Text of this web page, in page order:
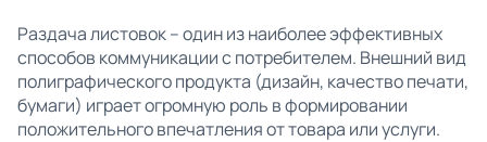
Раздача листовок – один из наиболее эффективных
способов коммуникации с потребителем. Внешний вид
полиграфического продукта (дизайн, качество печати,
бумаги) играет огромную роль в формировании
положительного впечатления от товара или услуги.